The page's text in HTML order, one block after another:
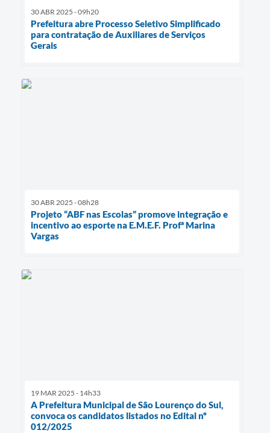
30 ABR 2025 - 09h20
Prefeitura abre Processo Seletivo Simplificado
para contratação de Auxiliares de Serviços
Gerais
30 ABR 2025 - 08h28
Projeto “ABF nas Escolas” promove integração e
incentivo ao esporte na E.M.E.F. Profª Marina
Vargas
19 MAR 2025 - 14h33
A Prefeitura Municipal de São Lourenço do Sul,
convoca os candidatos listados no Edital nº
012/2025